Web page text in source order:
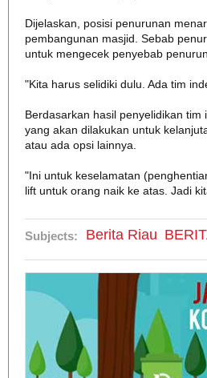
Dijelaskan, posisi penurunan
pembangunan masjid. Sebab
untuk mengecek penyebab
"Kita harus selidiki dulu. Ada tim
Berdasarkan hasil penyelidikan
yang akan dilakukan untuk
atau ada opsi lainnya.
"Ini untuk keselamatan
lift untuk orang naik ke atas. Jadi
Subjects: Berita Riau